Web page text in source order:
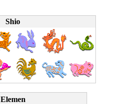
Shio
Elemen